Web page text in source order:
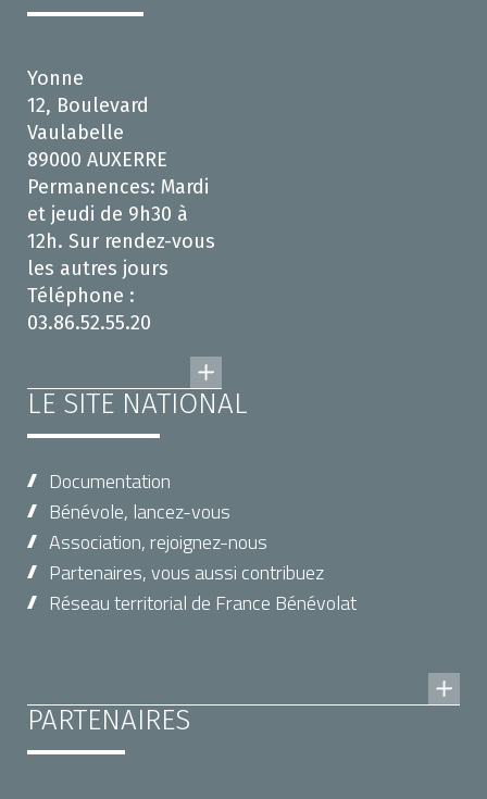
Yonne
12, Boulevard
Vaulabelle
89000 AUXERRE
Permanences: Mardi
et jeudi de 9h30 à
12h. Sur rendez-vous
les autres jours
Téléphone :
03.86.52.55.20
LE SITE NATIONAL
Documentation
Bénévole, lancez-vous
Association, rejoignez-nous
Partenaires, vous aussi contribuez
Réseau territorial de France Bénévolat
PARTENAIRES